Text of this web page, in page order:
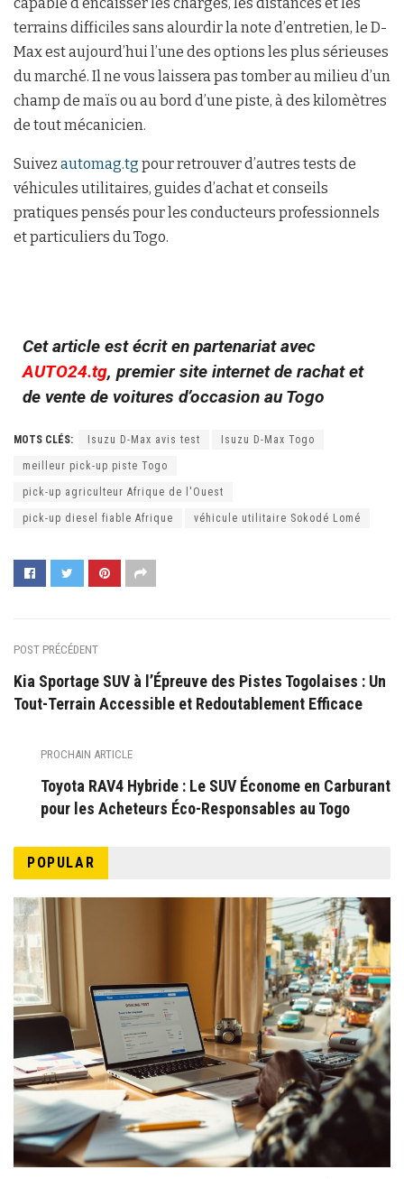
terrains difficiles sans alourdir la note d’entretien, le D-
Max est aujourd’hui l’une des options les plus sérieuses
du marché. Il ne vous laissera pas tomber au milieu d’un
champ de maïs ou au bord d’une piste, à des kilomètres
de tout mécanicien.
Suivez automag.tg pour retrouver d’autres tests de
véhicules utilitaires, guides d’achat et conseils
pratiques pensés pour les conducteurs professionnels
et particuliers du Togo.
Cet article est écrit en partenariat avec
AUTO24.tg, premier site internet de rachat et
de vente de voitures d’occasion au Togo
MOTS CLÉS: Isuzu D-Max avis test Isuzu D-Max Togo
meilleur pick-up piste Togo
pick-up agriculteur Afrique de l'Ouest
pick-up diesel fiable Afrique véhicule utilitaire Sokodé Lomé
POST PRÉCÉDENT
Kia Sportage SUV à l’Épreuve des Pistes Togolaises : Un
Tout-Terrain Accessible et Redoutablement Efficace
PROCHAIN ARTICLE
Toyota RAV4 Hybride : Le SUV Économe en Carburant
pour les Acheteurs Éco-Responsables au Togo
POPULAR